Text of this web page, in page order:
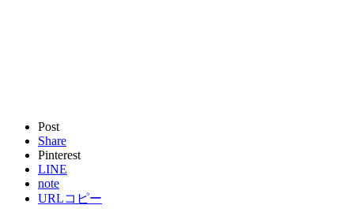
Post
Share
Pinterest
LINE
note
URLコピー